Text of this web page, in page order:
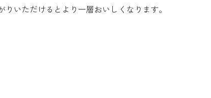
いただけるとより一層おいしくなります。